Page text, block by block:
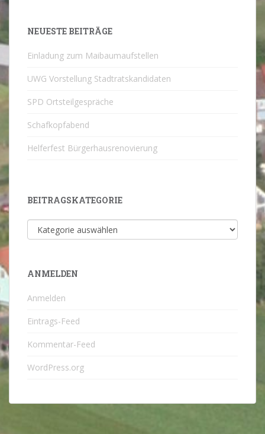
NEUESTE BEITRÄGE
Einladung zum Maibaumaufstellen
UWG Vorstellung Stadtratskandidaten
SPD Ortsteilgespräche
Schafkopfabend
Helferfest Bürgerhausrenovierung
BEITRAGSKATEGORIE
Beitragskategorie
ANMELDEN
Anmelden
Eintrags-Feed
Kommentar-Feed
WordPress.org